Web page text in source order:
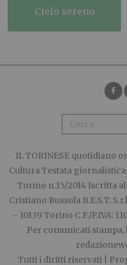
cielo sereno
IL TORINESE quotidiano
Cultura Testata
Torino n.15/2014 Iscritta
Cristiano Bussola B.E.S.T.
- 10139 Torino C.F./P.IVA:
Per comunicati
Tutti i diritti riservati |